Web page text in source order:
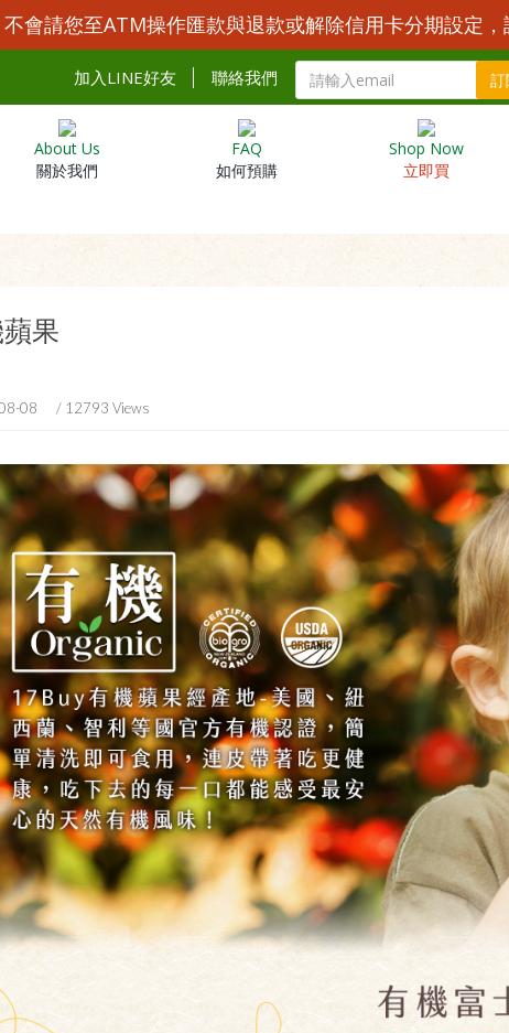
會請您至ATM操作匯款與退款或解除信用卡分期設定，
加入LINE好友 聯絡我們 訂
About Us
關於我們
FAQ
如何預購
Shop Now
立即買
果
08 / 12793 Views